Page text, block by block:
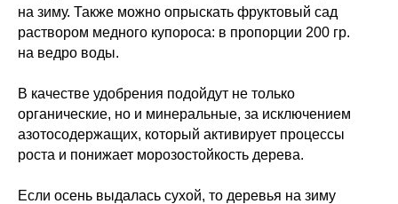
на зиму. Также можно опрыскать фруктовый сад
раствором медного купороса: в пропорции 200 гр.
на ведро воды.
В качестве удобрения подойдут не только
органические, но и минеральные, за исключением
азотосодержащих, который активирует процессы
роста и понижает морозостойкость дерева.
Если осень выдалась сухой, то деревья на зиму